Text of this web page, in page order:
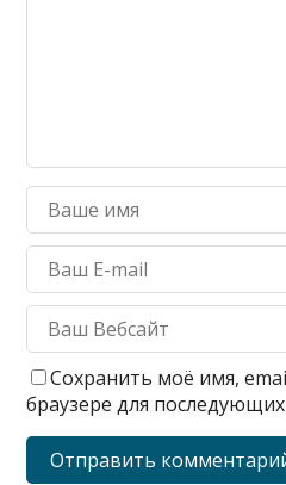
Сохранить моё имя,
браузере для